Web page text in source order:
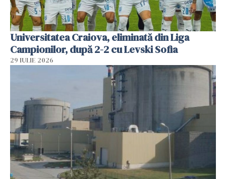
Universitatea Craiova, eliminată din Liga
Campionilor, după 2-2 cu Levski Sofia
29 IULIE 2026